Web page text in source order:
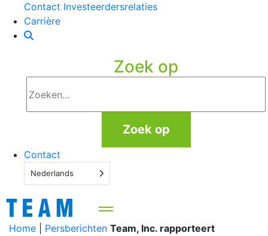
Contact Investeerdersrelaties
Carrière
Zoek op
Zoek op
Contact
Nederlands
Home Persberichten Team, Inc. rapporteert